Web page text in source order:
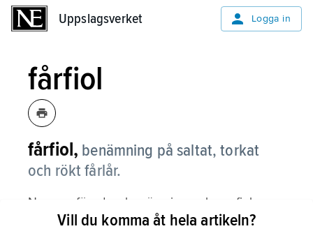
Uppslagsverket Logga in
fårfiol
fårfiol, benämning på saltat, torkat
och rökt fårlår.
Numera föredras benämningen lammfiol.
Vill du komma åt hela artikeln?